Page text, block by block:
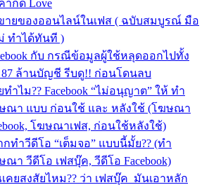
ากด Love
ายของออนไลน์ในเฟส ( ฉบับสมบูรณ์ มือ
ทำได้ทันที )
กับ กรณีข้อมูลผู้ใช้หลุดออกไปทั้ง
ล้านบัญชี รีบดู!! ก่อนโดนลบ
ทำไม?? Facebook “ไม่อนุญาต” ให้ ทำ
ณา แบบ ก่อนใช้ และ หลังใช้ (โฆษณา
โฆษณาเฟส, ก่อนใช้หลังใช้)
กทำวีดีโอ “เต็มจอ” แบบนี้มั้ย?? (ทำ
ณา วีดีโอ เฟสบุ๊ค, วีดีโอ Facebook)
คยสงสัยไหม?? ว่า เฟสบุ๊ค มันเอาหลัก